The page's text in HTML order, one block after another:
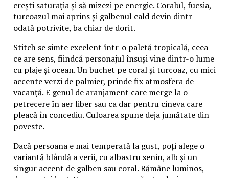
crești saturația și să mizezi pe energie. Coralul, fucsia,
turcoazul mai aprins și galbenul cald devin dintr-
odată potrivite, ba chiar de dorit.
Stitch se simte excelent într-o paletă tropicală, ceea
ce are sens, fiindcă personajul însuși vine dintr-o lume
cu plaje și ocean. Un buchet pe coral și turcoaz, cu mici
accente verzi de palmier, prinde fix atmosfera de
vacanță. E genul de aranjament care merge la o
petrecere în aer liber sau ca dar pentru cineva care
pleacă în concediu. Culoarea spune deja jumătate din
poveste.
Dacă persoana e mai temperată la gust, poți alege o
variantă blândă a verii, cu albastru senin, alb și un
singur accent de galben sau coral. Rămâne luminos,